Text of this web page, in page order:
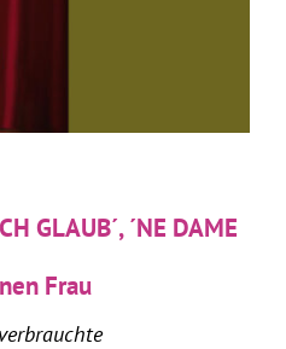
GLAUB´, ´NE DAME
Frau